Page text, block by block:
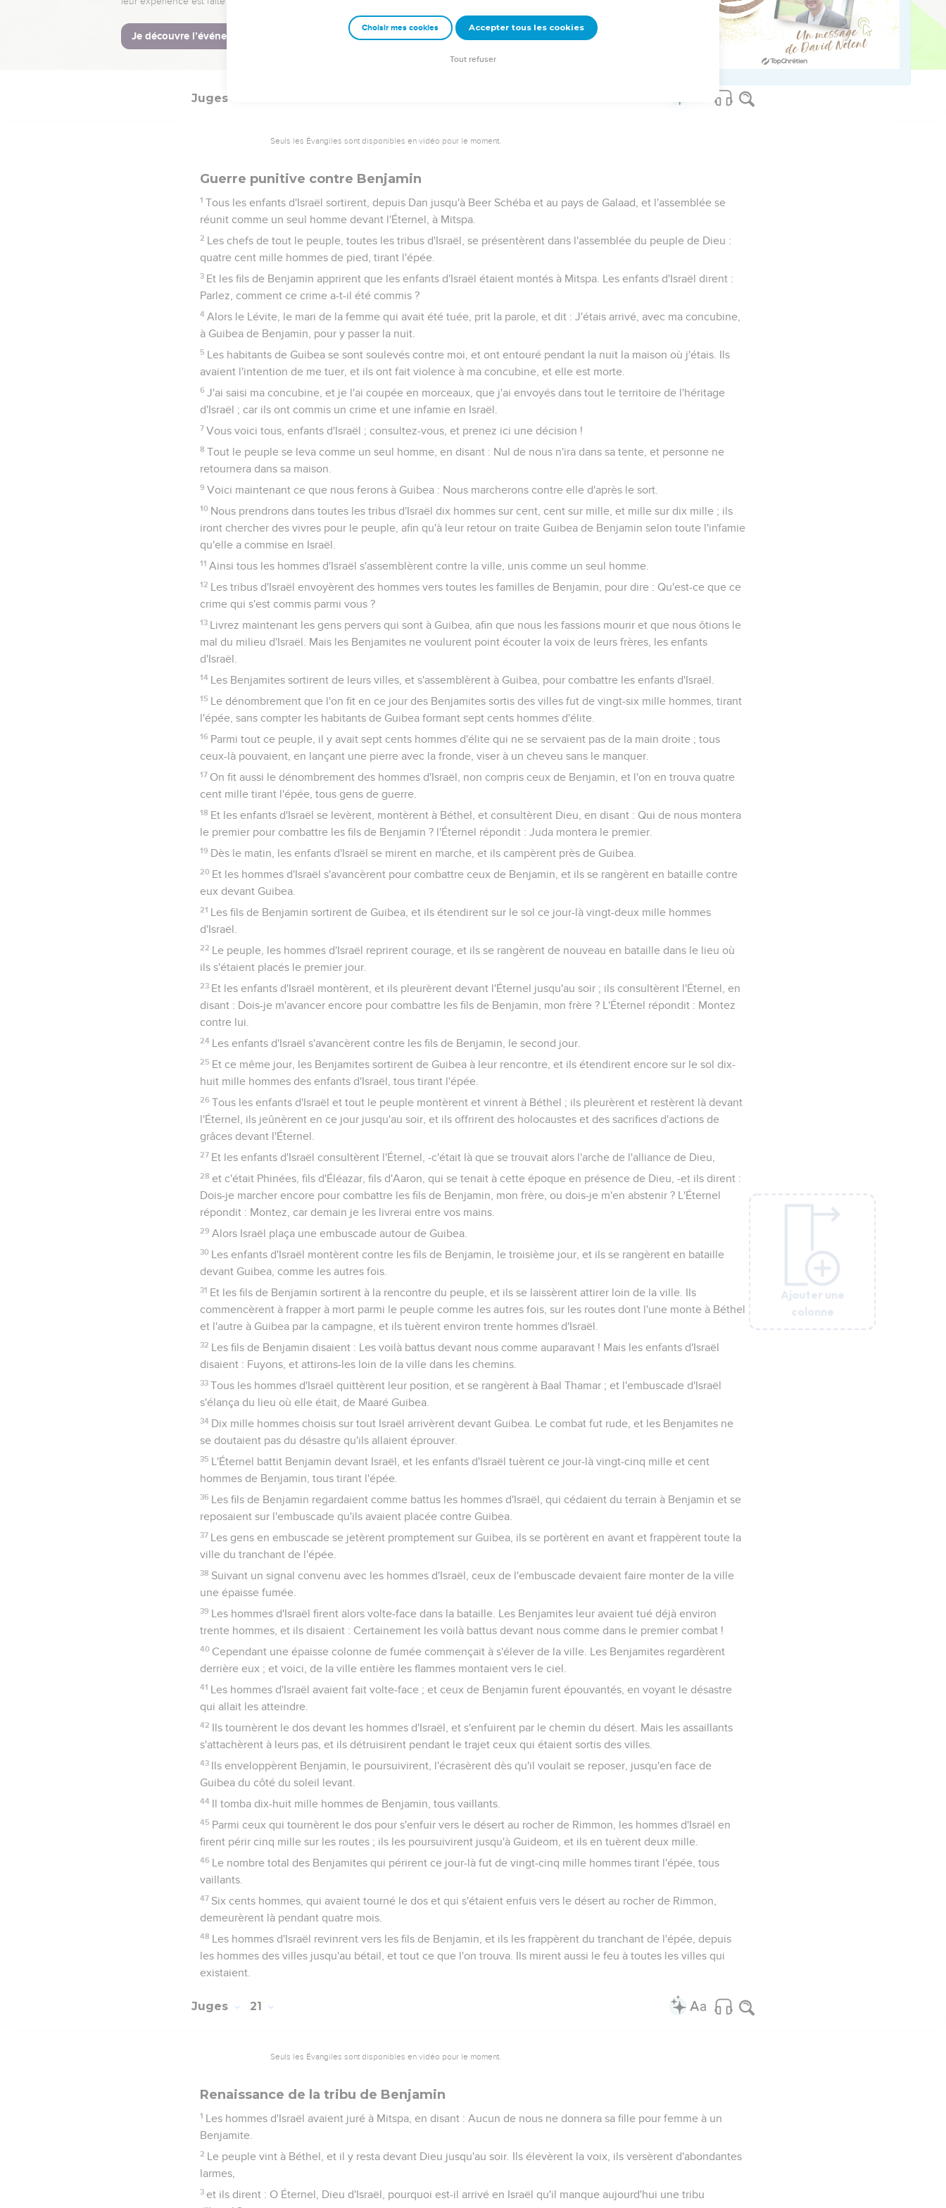
qu'il envoya dans tout le territoire d'Israël.
30 Tous ceux qui virent cela dirent : Jamais rien de pareil n'est arrivé et ne s'est vu depuis que les enfants
d'Israël sont montés du pays d'Égypte jusqu'à ce jour ; prenez la chose à coeur, consultez-vous, et parlez !
Ajouter une
colonne
Juges
Seuls les Évangiles sont disponibles en vidéo pour le moment.
Guerre punitive contre Benjamin
1 Tous les enfants d'Israël sortirent, depuis Dan jusqu'à Beer Schéba et au pays de Galaad, et l'assemblée se
réunit comme un seul homme devant l'Éternel, à Mitspa.
2 Les chefs de tout le peuple, toutes les tribus d'Israël, se présentèrent dans l'assemblée du peuple de Dieu :
quatre cent mille hommes de pied, tirant l'épée.
3 Et les fils de Benjamin apprirent que les enfants d'Israël étaient montés à Mitspa. Les enfants d'Israël dirent :
Parlez, comment ce crime a-t-il été commis ?
4 Alors le Lévite, le mari de la femme qui avait été tuée, prit la parole, et dit : J'étais arrivé, avec ma concubine,
à Guibea de Benjamin, pour y passer la nuit.
5 Les habitants de Guibea se sont soulevés contre moi, et ont entouré pendant la nuit la maison où j'étais. Ils
avaient l'intention de me tuer, et ils ont fait violence à ma concubine, et elle est morte.
6 J'ai saisi ma concubine, et je l'ai coupée en morceaux, que j'ai envoyés dans tout le territoire de l'héritage
d'Israël ; car ils ont commis un crime et une infamie en Israël.
7 Vous voici tous, enfants d'Israël ; consultez-vous, et prenez ici une décision !
8 Tout le peuple se leva comme un seul homme, en disant : Nul de nous n'ira dans sa tente, et personne ne
retournera dans sa maison.
9 Voici maintenant ce que nous ferons à Guibea : Nous marcherons contre elle d'après le sort.
10 Nous prendrons dans toutes les tribus d'Israël dix hommes sur cent, cent sur mille, et mille sur dix mille ; ils
iront chercher des vivres pour le peuple, afin qu'à leur retour on traite Guibea de Benjamin selon toute l'infamie
qu'elle a commise en Israël.
11 Ainsi tous les hommes d'Israël s'assemblèrent contre la ville, unis comme un seul homme.
12 Les tribus d'Israël envoyèrent des hommes vers toutes les familles de Benjamin, pour dire : Qu'est-ce que ce
crime qui s'est commis parmi vous ?
13 Livrez maintenant les gens pervers qui sont à Guibea, afin que nous les fassions mourir et que nous ôtions le
mal du milieu d'Israël. Mais les Benjamites ne voulurent point écouter la voix de leurs frères, les enfants
d'Israël.
14 Les Benjamites sortirent de leurs villes, et s'assemblèrent à Guibea, pour combattre les enfants d'Israël.
15 Le dénombrement que l'on fit en ce jour des Benjamites sortis des villes fut de vingt-six mille hommes, tirant
l'épée, sans compter les habitants de Guibea formant sept cents hommes d'élite.
16 Parmi tout ce peuple, il y avait sept cents hommes d'élite qui ne se servaient pas de la main droite ; tous
ceux-là pouvaient, en lançant une pierre avec la fronde, viser à un cheveu sans le manquer.
17 On fit aussi le dénombrement des hommes d'Israël, non compris ceux de Benjamin, et l'on en trouva quatre
cent mille tirant l'épée, tous gens de guerre.
18 Et les enfants d'Israël se levèrent, montèrent à Béthel, et consultèrent Dieu, en disant : Qui de nous montera
le premier pour combattre les fils de Benjamin ? l'Éternel répondit : Juda montera le premier.
19 Dès le matin, les enfants d'Israël se mirent en marche, et ils campèrent près de Guibea.
20 Et les hommes d'Israël s'avancèrent pour combattre ceux de Benjamin, et ils se rangèrent en bataille contre
eux devant Guibea.
21 Les fils de Benjamin sortirent de Guibea, et ils étendirent sur le sol ce jour-là vingt-deux mille hommes
d'Israël.
22 Le peuple, les hommes d'Israël reprirent courage, et ils se rangèrent de nouveau en bataille dans le lieu où
ils s'étaient placés le premier jour.
23 Et les enfants d'Israël montèrent, et ils pleurèrent devant l'Éternel jusqu'au soir ; ils consultèrent l'Éternel, en
disant : Dois-je m'avancer encore pour combattre les fils de Benjamin, mon frère ? L'Éternel répondit : Montez
contre lui.
24 Les enfants d'Israël s'avancèrent contre les fils de Benjamin, le second jour.
25 Et ce même jour, les Benjamites sortirent de Guibea à leur rencontre, et ils étendirent encore sur le sol dix-
huit mille hommes des enfants d'Israël, tous tirant l'épée.
26 Tous les enfants d'Israël et tout le peuple montèrent et vinrent à Béthel ; ils pleurèrent et restèrent là devant
l'Éternel, ils jeûnèrent en ce jour jusqu'au soir, et ils offrirent des holocaustes et des sacrifices d'actions de
grâces devant l'Éternel.
27 Et les enfants d'Israël consultèrent l'Éternel, -c'était là que se trouvait alors l'arche de l'alliance de Dieu,
28 et c'était Phinées, fils d'Éléazar, fils d'Aaron, qui se tenait à cette époque en présence de Dieu, -et ils dirent :
Dois-je marcher encore pour combattre les fils de Benjamin, mon frère, ou dois-je m'en abstenir ? L'Éternel
répondit : Montez, car demain je les livrerai entre vos mains.
29 Alors Israël plaça une embuscade autour de Guibea.
30 Les enfants d'Israël montèrent contre les fils de Benjamin, le troisième jour, et ils se rangèrent en bataille
devant Guibea, comme les autres fois.
31 Et les fils de Benjamin sortirent à la rencontre du peuple, et ils se laissèrent attirer loin de la ville. Ils
commencèrent à frapper à mort parmi le peuple comme les autres fois, sur les routes dont l'une monte à Béthel
et l'autre à Guibea par la campagne, et ils tuèrent environ trente hommes d'Israël.
32 Les fils de Benjamin disaient : Les voilà battus devant nous comme auparavant ! Mais les enfants d'Israël
disaient : Fuyons, et attirons-les loin de la ville dans les chemins.
33 Tous les hommes d'Israël quittèrent leur position, et se rangèrent à Baal Thamar ; et l'embuscade d'Israël
s'élança du lieu où elle était, de Maaré Guibea.
34 Dix mille hommes choisis sur tout Israël arrivèrent devant Guibea. Le combat fut rude, et les Benjamites ne
se doutaient pas du désastre qu'ils allaient éprouver.
35 L'Éternel battit Benjamin devant Israël, et les enfants d'Israël tuèrent ce jour-là vingt-cinq mille et cent
hommes de Benjamin, tous tirant l'épée.
36 Les fils de Benjamin regardaient comme battus les hommes d'Israël, qui cédaient du terrain à Benjamin et se
reposaient sur l'embuscade qu'ils avaient placée contre Guibea.
37 Les gens en embuscade se jetèrent promptement sur Guibea, ils se portèrent en avant et frappèrent toute la
ville du tranchant de l'épée.
38 Suivant un signal convenu avec les hommes d'Israël, ceux de l'embuscade devaient faire monter de la ville
une épaisse fumée.
39 Les hommes d'Israël firent alors volte-face dans la bataille. Les Benjamites leur avaient tué déjà environ
trente hommes, et ils disaient : Certainement les voilà battus devant nous comme dans le premier combat !
40 Cependant une épaisse colonne de fumée commençait à s'élever de la ville. Les Benjamites regardèrent
derrière eux ; et voici, de la ville entière les flammes montaient vers le ciel.
41 Les hommes d'Israël avaient fait volte-face ; et ceux de Benjamin furent épouvantés, en voyant le désastre
qui allait les atteindre.
42 Ils tournèrent le dos devant les hommes d'Israël, et s'enfuirent par le chemin du désert. Mais les assaillants
s'attachèrent à leurs pas, et ils détruisirent pendant le trajet ceux qui étaient sortis des villes.
43 Ils enveloppèrent Benjamin, le poursuivirent, l'écrasèrent dès qu'il voulait se reposer, jusqu'en face de
Guibea du côté du soleil levant.
44 Il tomba dix-huit mille hommes de Benjamin, tous vaillants.
45 Parmi ceux qui tournèrent le dos pour s'enfuir vers le désert au rocher de Rimmon, les hommes d'Israël en
firent périr cinq mille sur les routes ; ils les poursuivirent jusqu'à Guideom, et ils en tuèrent deux mille.
46 Le nombre total des Benjamites qui périrent ce jour-là fut de vingt-cinq mille hommes tirant l'épée, tous
vaillants.
47 Six cents hommes, qui avaient tourné le dos et qui s'étaient enfuis vers le désert au rocher de Rimmon,
demeurèrent là pendant quatre mois.
48 Les hommes d'Israël revinrent vers les fils de Benjamin, et ils les frappèrent du tranchant de l'épée, depuis
les hommes des villes jusqu'au bétail, et tout ce que l'on trouva. Ils mirent aussi le feu à toutes les villes qui
existaient.
Ajouter une
colonne
Juges 21
Seuls les Évangiles sont disponibles en vidéo pour le moment.
Renaissance de la tribu de Benjamin
1 Les hommes d'Israël avaient juré à Mitspa, en disant : Aucun de nous ne donnera sa fille pour femme à un
Benjamite.
2 Le peuple vint à Béthel, et il y resta devant Dieu jusqu'au soir. Ils élevèrent la voix, ils versèrent d'abondantes
larmes,
3 et ils dirent : O Éternel, Dieu d'Israël, pourquoi est-il arrivé en Israël qu'il manque aujourd'hui une tribu
Ajouter une
colonne
Ajouter une
colonne
Ajouter une
colonne
Choisir mes cookies Accepter tous les cookies
Tout refuser